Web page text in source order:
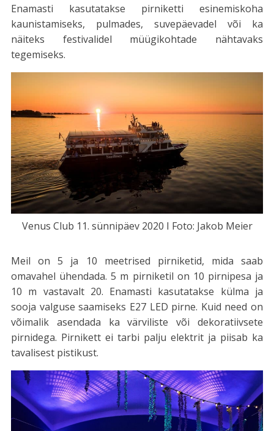
Enamasti kasutatakse pirniketti esinemiskoha
kaunistamiseks, pulmades, suvepäevadel või ka
näiteks festivalidel müügikohtade nähtavaks
tegemiseks.
Venus Club 11. sünnipäev 2020 I Foto: Jakob Meier
Meil on 5 ja 10 meetrised pirniketid, mida saab
omavahel ühendada. 5 m pirniketil on 10 pirnipesa ja
10 m vastavalt 20. Enamasti kasutatakse külma ja
sooja valguse saamiseks E27 LED pirne. Kuid need on
võimalik asendada ka värviliste või dekoratiivsete
pirnidega. Pirnikett ei tarbi palju elektrit ja piisab ka
tavalisest pistikust.